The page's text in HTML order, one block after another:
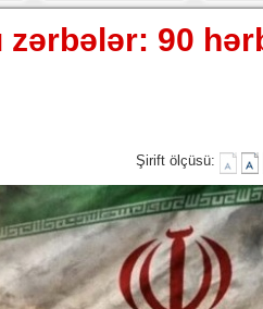
zərbələr: 90
Şirift ölçüsü: